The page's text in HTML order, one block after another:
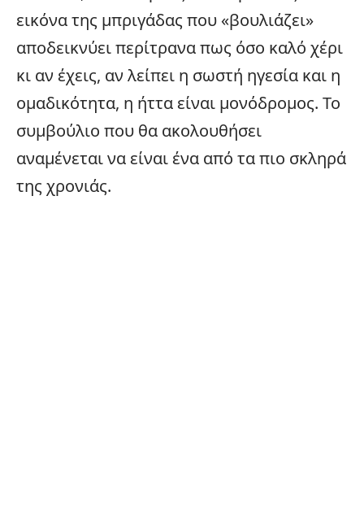
εικόνα της μπριγάδας που «βουλιάζει»
αποδεικνύει περίτρανα πως όσο καλό χέρι
κι αν έχεις, αν λείπει η σωστή ηγεσία και η
ομαδικότητα, η ήττα είναι μονόδρομος. Το
συμβούλιο που θα ακολουθήσει
αναμένεται να είναι ένα από τα πιο σκληρά
της χρονιάς.